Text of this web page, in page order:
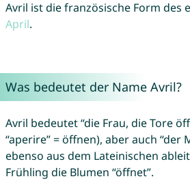
Avril ist die französische Form des
April.
Was bedeutet der Name Avril?
Avril bedeutet “die Frau, die Tore
“aperire” = öffnen), aber auch “der
ebenso aus dem Lateinischen
Frühling die Blumen “öffnet”.